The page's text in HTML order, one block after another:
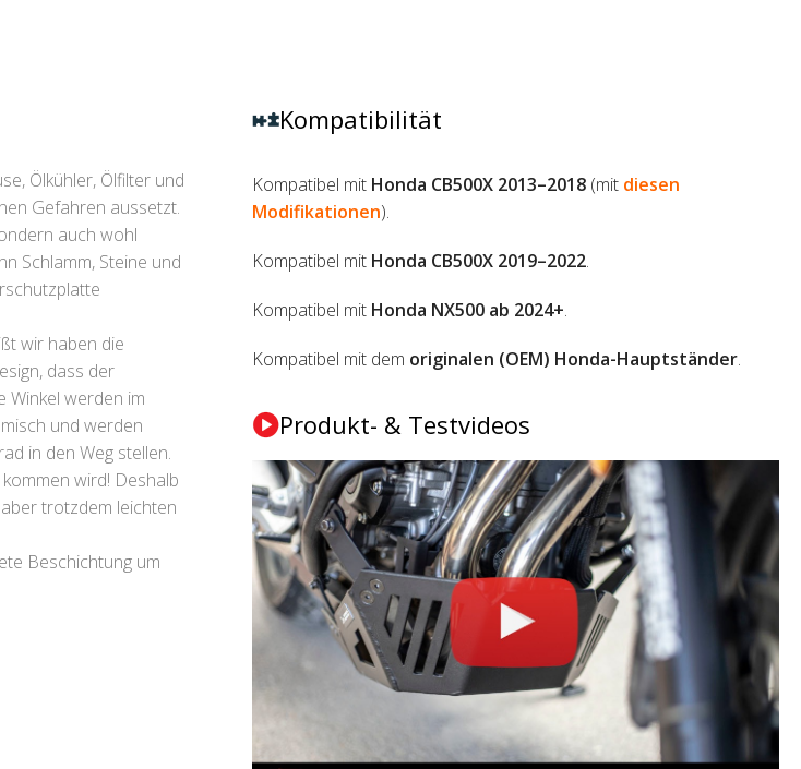
Ölkühler, Ölfilter und
Gefahren aussetzt.
auch wohl
Schlamm, Steine und
wir haben die
dass der
Winkel werden im
und werden
in den Weg stellen.
wird! Deshalb
trotzdem leichten
Beschichtung um
Kompatibilität
Kompatibel mit Honda CB500X 2013–2018(mit diesen
Modifikationen).
Kompatibel mit Honda CB500X 2019–2022.
Kompatibel mit Honda NX500 ab 2024+.
Kompatibel mit dem originalen (OEM) Honda-Hauptständer.
Produkt- & Testvideos